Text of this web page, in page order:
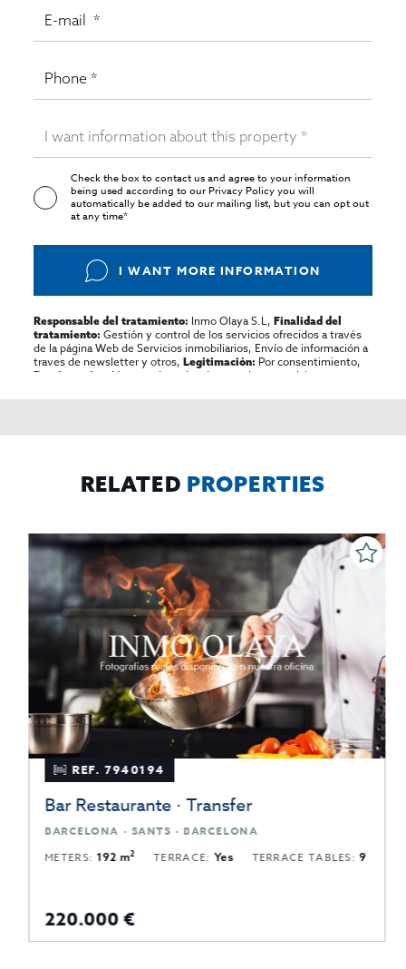
Check the box to contact us and agree to your information
being used according to ourPrivacy Policyyou will
automatically be added to our mailing list, but you can opt out
at any time*
I WANT MORE INFORMATION
Responsable del tratamiento: Inmo Olaya S.L,Finalidad del
tratamiento: Gestión y control de los servicios ofrecidos a través
de la página Web de Servicios inmobiliarios, Envío de información a
traves de newsletter y otros,Legitimación: Por consentimiento,
Destinatarios:
No se cederan los datos, salvo para elaborar
rectificar y suprimir los datos, solicitar la portabilidad de los
RELATED PROPERTIES
REF. 7940194
Bar Restaurante · Transfer
BARCELONA · SANTS · BARCELONA
METERS: 192 m 2 TERRACE: Yes TERRACE TABLES: 9
220.000 €